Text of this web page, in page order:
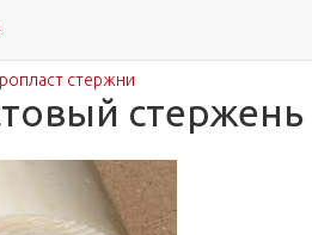
стержни
стержень